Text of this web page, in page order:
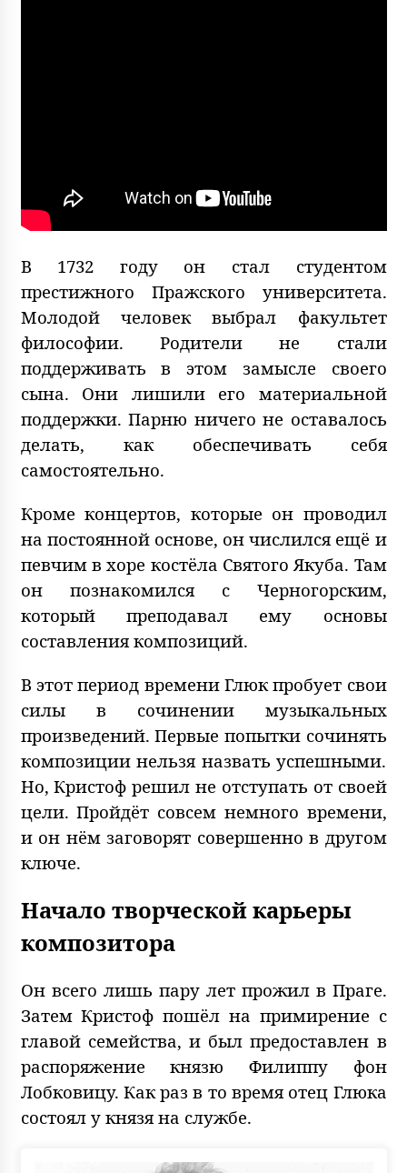
В 1732 году он стал студентом
престижного Пражского университета.
Молодой человек выбрал факультет
философии. Родители не стали
поддерживать в этом замысле своего
сына. Они лишили его материальной
поддержки. Парню ничего не оставалось
делать, как обеспечивать себя
самостоятельно.
Кроме концертов, которые он проводил
на постоянной основе, он числился ещё и
певчим в хоре костёла Святого Якуба. Там
он познакомился с Черногорским,
который преподавал ему основы
составления композиций.
В этот период времени Глюк пробует свои
силы в сочинении музыкальных
произведений. Первые попытки сочинять
композиции нельзя назвать успешными.
Но, Кристоф решил не отступать от своей
цели. Пройдёт совсем немного времени,
и он нём заговорят совершенно в другом
ключе.
Начало творческой карьеры
композитора
Он всего лишь пару лет прожил в Праге.
Затем Кристоф пошёл на примирение с
главой семейства, и был предоставлен в
распоряжение князю Филиппу фон
Лобковицу. Как раз в то время отец Глюка
состоял у князя на службе.